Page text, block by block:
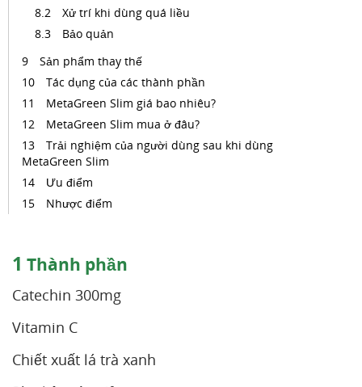
Xử trí khi dùng quá liều
Bảo quản
Sản phẩm thay thế
Tác dụng của các thành phần
MetaGreen Slim giá bao nhiêu?
MetaGreen Slim mua ở đâu?
Trải nghiệm của người dùng sau khi dùng
MetaGreen Slim
Ưu điểm
Nhược điểm
1 Thành phần
Catechin 300mg
Vitamin C
Chiết xuất lá trà xanh